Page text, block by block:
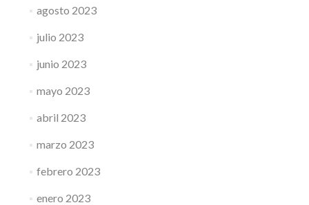
agosto 2023
julio 2023
junio 2023
mayo 2023
abril 2023
marzo 2023
febrero 2023
enero 2023